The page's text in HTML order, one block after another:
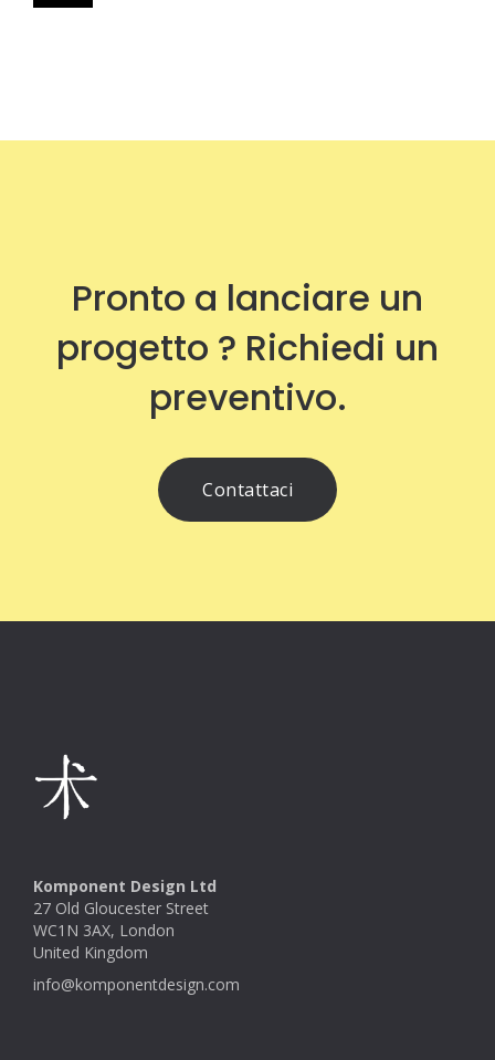
Pronto a lanciare un
progetto ? Richiedi un
preventivo.
Contattaci
Komponent Design Ltd
27 Old Gloucester Street
WC1N 3AX, London
United Kingdom
info@komponentdesign.com